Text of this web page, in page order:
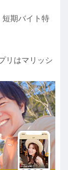
短期バイト特
リはマリッシ